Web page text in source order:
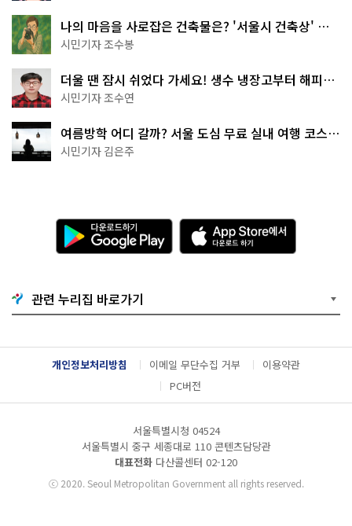
나의 마음을 사로잡은 건축물은? '서울시 건축상' 수
상작 공개!
시민기자 조수봉
더울 땐 잠시 쉬었다 가세요! 생수 냉장고부터 해피소
·무더위쉼터까지
시민기자 조수연
여름방학 어디 갈까? 서울 도심 무료 실내 여행 코스
추천
시민기자 김은주
다
운
로
기
G
o
g
l
e
l
A
p
p
e
서
다
운
드
관련 누리집 바로가기
개인정보처리방침 이메일 무단수집 거부
이용약관
PC버전
서울특별시청 04524
서울특별시 중구 세종대로 110 콘텐츠담당관
대표전화 다산콜센터 02-120
ⓒ2020. Seoul Metropolitan Government all rights reserved.